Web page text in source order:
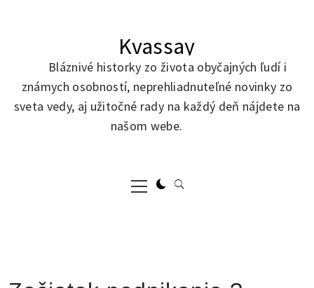
Kvassay
Bláznivé historky zo života obyčajných ľudí i
známych osobností, neprehliadnuteľné novinky zo
sveta vedy, aj užitočné rady na každý deň nájdete na
našom webe.
Primary
Menu